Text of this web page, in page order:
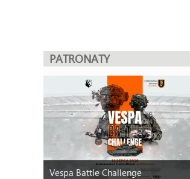
PATRONATY
Vespa Battle Challenge